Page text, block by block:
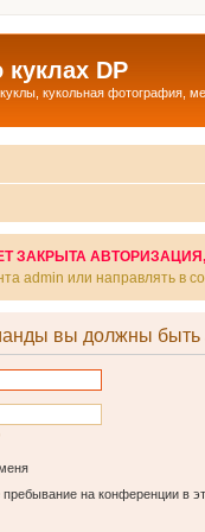
DP
кукольная фотография,
admin или направлять в
вы должны быть
на конференции в